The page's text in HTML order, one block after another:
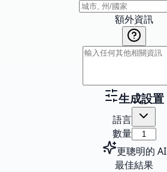
額外資訊
生成設置
語言
數量
更聰明的 AI
最佳結果